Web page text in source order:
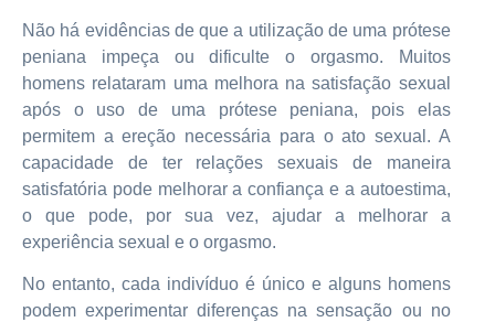
Não há evidências de que a utilização de uma prótese
peniana impeça ou dificulte o orgasmo. Muitos
homens relataram uma melhora na satisfação sexual
após o uso de uma prótese peniana, pois elas
permitem a ereção necessária para o ato sexual. A
capacidade de ter relações sexuais de maneira
satisfatória pode melhorar a confiança e a autoestima,
o que pode, por sua vez, ajudar a melhorar a
experiência sexual e o orgasmo.
No entanto, cada indivíduo é único e alguns homens
podem experimentar diferenças na sensação ou no